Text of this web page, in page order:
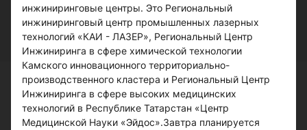
инжиниринговые центры. Это Региональный
инжиниринговый центр промышленных лазерных
технологий «КАИ - ЛАЗЕР», Региональный Центр
Инжиниринга в сфере химической технологии
Камского инновационного территориально-
производственного кластера и Региональный Центр
Инжиниринга в сфере высоких медицинских
технологий в Республике Татарстан «Центр
Медицинской Науки «Эйдос».Завтра планируется